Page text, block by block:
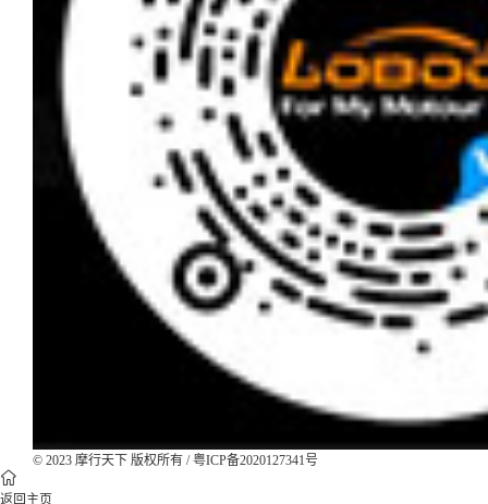
© 2023 摩行天下 版权所有 /粤ICP备2020127341号
返回主页